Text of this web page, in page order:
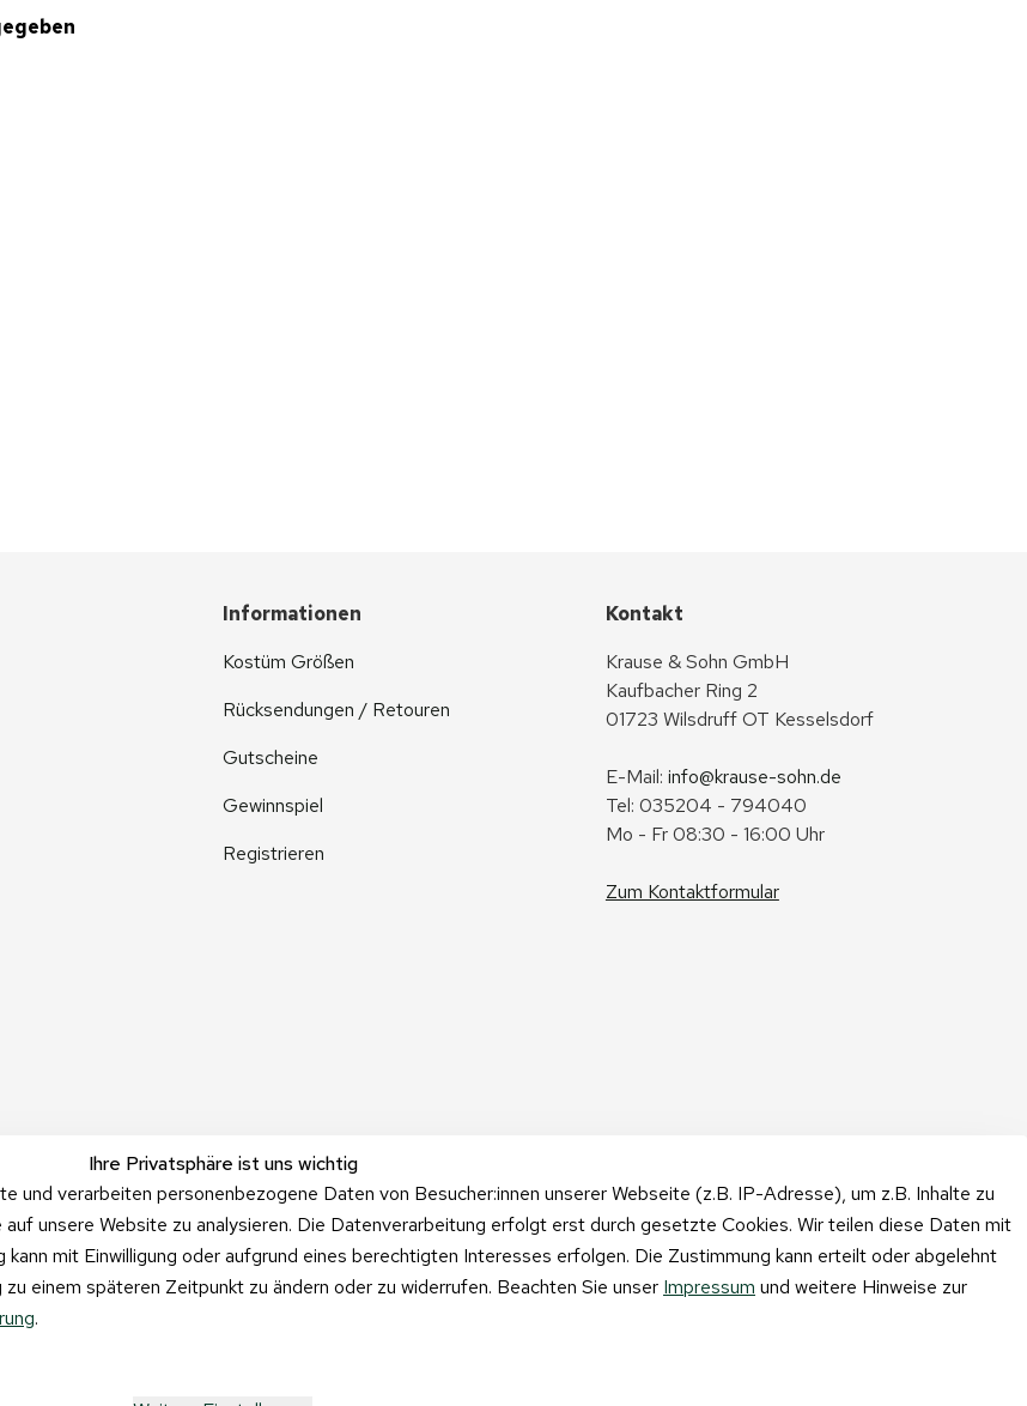
Ihre Privatsphäre ist uns wichtig
und verarbeiten personenbezogene Daten von Besucher:innen unserer Webseite (z.B. IP-Adresse), um z.B. Inhalte zu
unsere Website zu analysieren. Die Datenverarbeitung erfolgt erst durch gesetzte Cookies. Wir teilen diese Daten mit
mit Einwilligung oder aufgrund eines berechtigten Interesses erfolgen. Die Zustimmung kann erteilt oder abgelehnt
einem späteren Zeitpunkt zu ändern oder zu widerrufen. Beachten Sie unser Impressum und weitere Hinweise zur
.
Informationen
Kostüm Größen
Rücksendungen / Retouren
Gutscheine
Gewinnspiel
Registrieren
Kontakt
Krause & Sohn GmbH
Kaufbacher Ring 2
01723 Wilsdruff OT Kesselsdorf
E-Mail: info@krause-sohn.de
Tel: 035204 - 794040
Mo - Fr 08:30 - 16:00 Uhr
Zum Kontaktformular